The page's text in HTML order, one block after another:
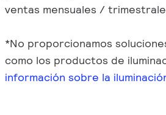
ventas mensuales /
*No proporcionamos
como los productos de
información sobre la